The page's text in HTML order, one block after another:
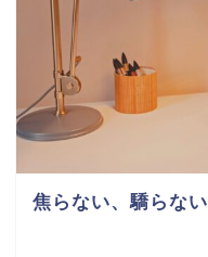
焦らない、驕らない